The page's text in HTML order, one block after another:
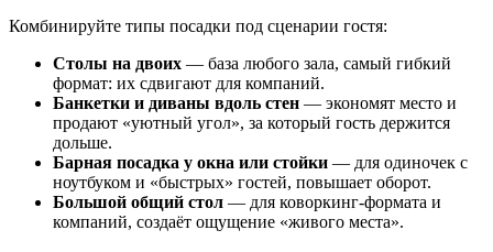
Комбинируйте типы посадки под сценарии гостя:
Столы на двоих — база любого зала, самый гибкий
формат: их сдвигают для компаний.
Банкетки и диваны вдоль стен — экономят место и
продают «уютный угол», за который гость держится
дольше.
Барная посадка у окна или стойки — для одиночек с
ноутбуком и «быстрых» гостей, повышает оборот.
Большой общий стол — для коворкинг-формата и
компаний, создаёт ощущение «живого места».